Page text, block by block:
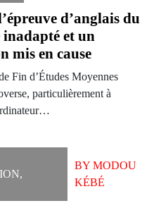
d’anglais du
et un
mis en cause
Fin d’Études Moyennes
particulièrement à
,
BY MODOU
KÉBÉ